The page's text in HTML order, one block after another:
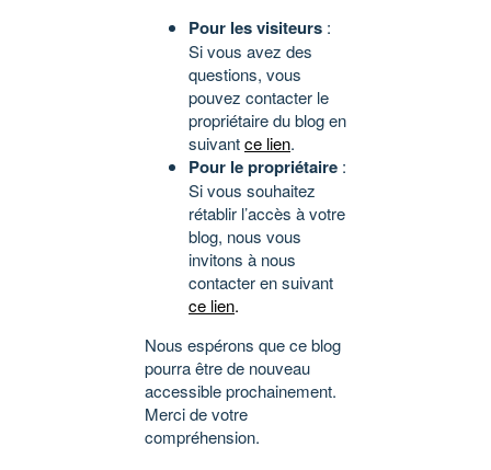
Pour les visiteurs :
Si vous avez des
questions, vous
pouvez contacter le
propriétaire du blog en
suivantce lien.
Pour le propriétaire :
Si vous souhaitez
rétablir l’accès à votre
blog, nous vous
invitons à nous
contacter en suivant
ce lien.
Nous espérons que ce blog
pourra être de nouveau
accessible prochainement.
Merci de votre
compréhension.